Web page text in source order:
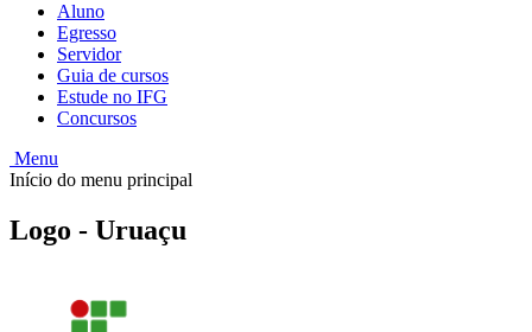
Aluno
Egresso
Servidor
Guia de cursos
Estude no IFG
Concursos
Menu
Início do menu principal
Logo - Uruaçu